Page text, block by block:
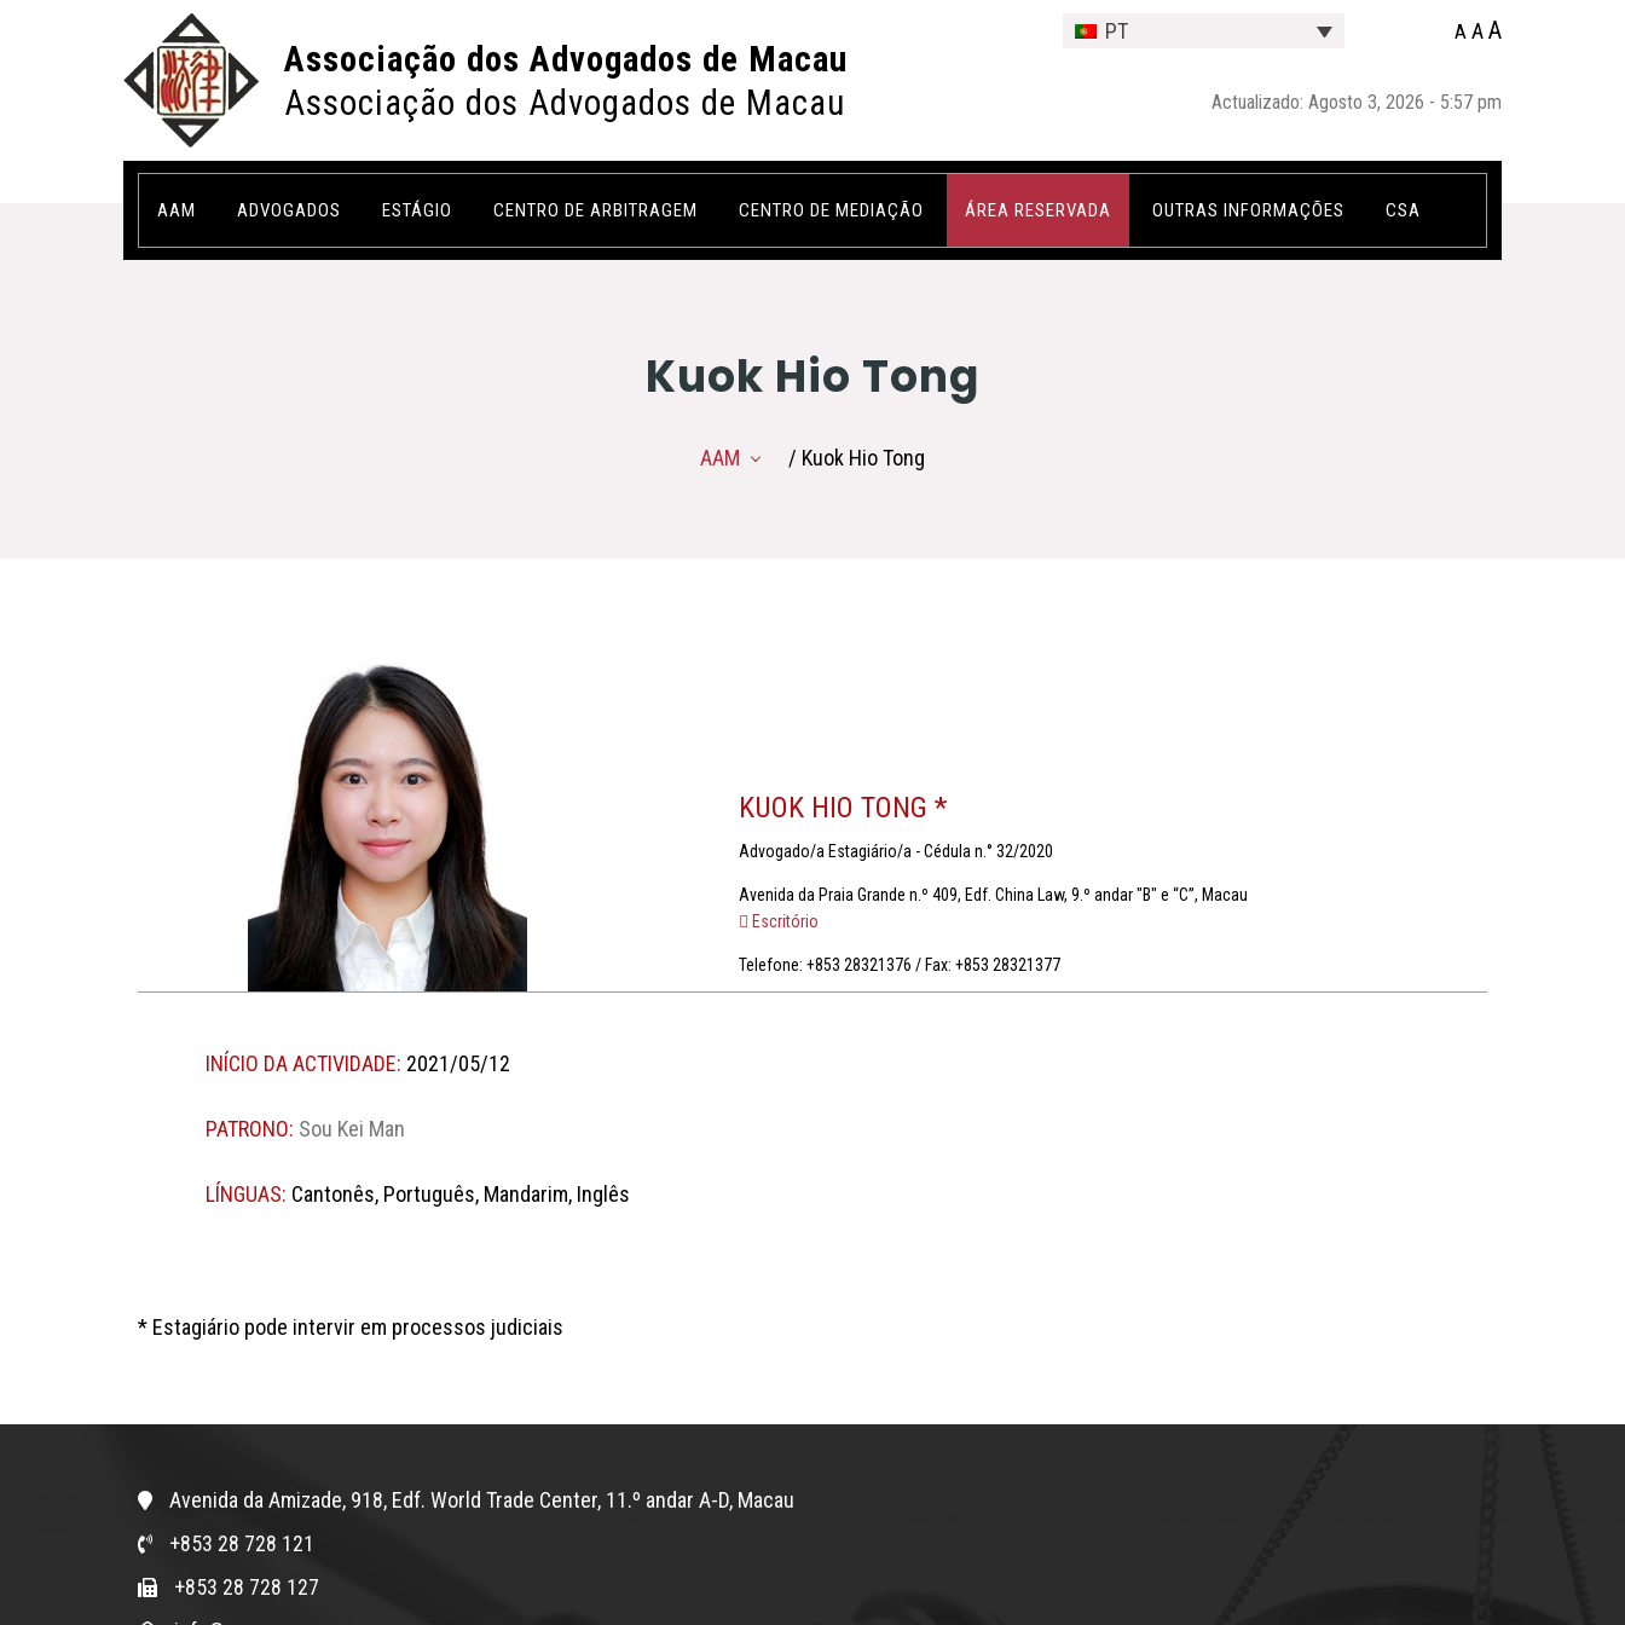
Associação dos Advogados de Macau
Associação dos Advogados de Macau
PT A AA
Actualizado: Agosto 3, 2026 - 5:57 pm
AAM ADVOGADOS ESTÁGIO CENTRO DE ARBITRAGEM CENTRO DE MEDIAÇÃO ÁREA RESERVADA OUTRAS INFORMAÇÕES CSA
Kuok Hio Tong
AAM / Kuok Hio Tong
KUOK HIO TONG *
Advogado/a Estagiário/a - Cédula n.° 32/2020
Avenida da Praia Grande n.º 409, Edf. China Law, 9.º andar "B" e “C”, Macau
Escritório
Telefone: +853 28321376 / Fax: +853 28321377
INÍCIO DA ACTIVIDADE: 2021/05/12
PATRONO: Sou Kei Man
LÍNGUAS: Cantonês, Português, Mandarim, Inglês
* Estagiário pode intervir em processos judiciais
Avenida da Amizade, 918, Edf. World Trade Center, 11.º andar A-D, Macau
+853 28 728 121
+853 28 728 127